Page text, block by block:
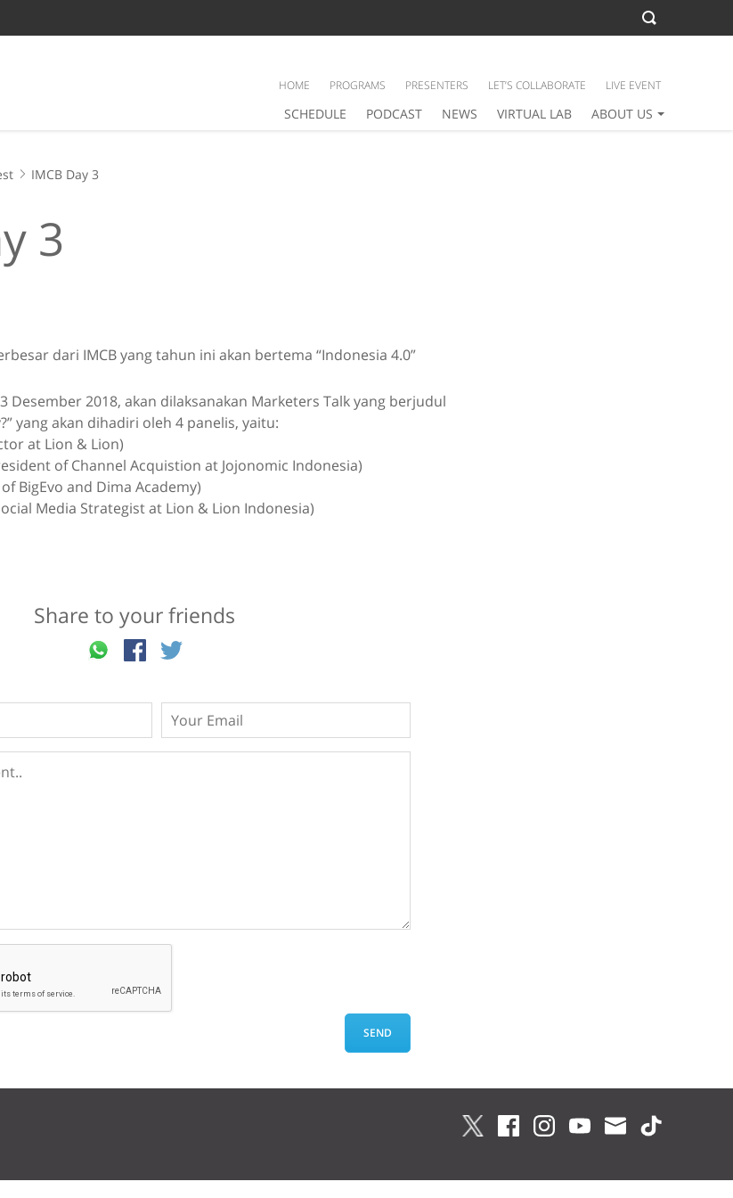
SCHEDULE PODCAST NEWS VIRTUAL LAB ABOUT US
HOME PROGRAMS PRESENTERS LET’S COLLABORATE LIVE EVENT
IMCB Day 3
3
dari IMCB yang tahun ini akan bertema “Indonesia 4.0”
Desember 2018, akan dilaksanakan Marketers Talk yang berjudul
yang akan dihadiri oleh 4 panelis, yaitu:
at Lion & Lion)
of Channel Acquistion at Jojonomic Indonesia)
BigEvo and Dima Academy)
Media Strategist at Lion & Lion Indonesia)
Share to your friends